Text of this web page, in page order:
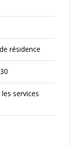
résidence
services